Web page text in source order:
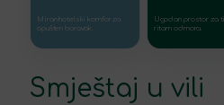
Miran hotelski komfor za
opušten boravak.
Ugodan prostor za
ritam odmora.
Smještaj u vili